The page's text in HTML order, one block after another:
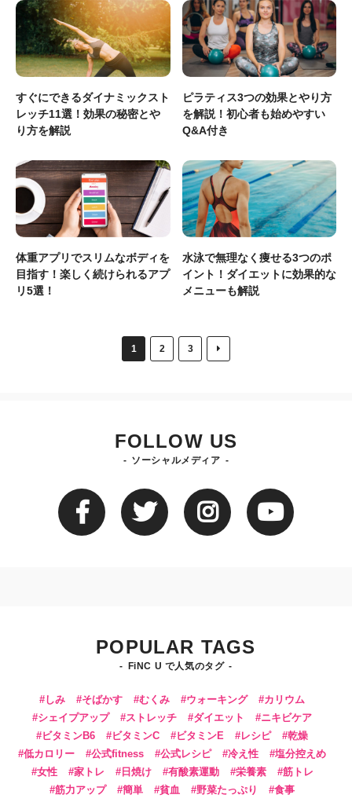
すぐにできるダイナミックスト
レッチ11選！効果の秘密とや
り方を解説
ピラティス3つの効果とやり方
を解説！初心者も始めやすい
Q&A付き
体重アプリでスリムなボディを
目指す！楽しく続けられるアプ
リ5選！
水泳で無理なく痩せる3つのポ
イント！ダイエットに効果的な
メニューも解説
1 2 3
FOLLOW US
ソーシャルメディア
POPULAR TAGS
FiNC U で人気のタグ
しみ そばかす むくみ ウォーキング
カリウム
シェイプアップ
ストレッチ ダイエット
ニキビケア
ビタミンB6
ビタミンC ビタミンE レシピ
乾燥
低カロリー
公式fitness 公式レシピ 冷え性
塩分控えめ
女性
家トレ 日焼け 有酸素運動 栄養素
筋トレ
筋力アップ
簡単 貧血 野菜たっぷり 食事